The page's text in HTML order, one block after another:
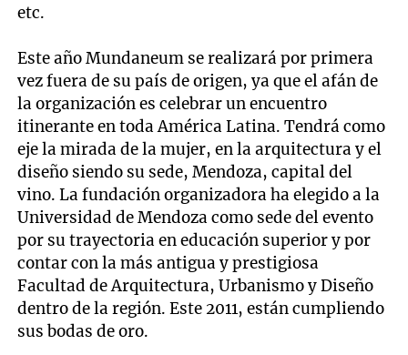
etc.
Este año Mundaneum se realizará por primera
vez fuera de su país de origen, ya que el afán de
la organización es celebrar un encuentro
itinerante en toda América Latina. Tendrá como
eje la mirada de la mujer, en la arquitectura y el
diseño siendo su sede, Mendoza, capital del
vino. La fundación organizadora ha elegido a la
Universidad de Mendoza como sede del evento
por su trayectoria en educación superior y por
contar con la más antigua y prestigiosa
Facultad de Arquitectura, Urbanismo y Diseño
dentro de la región. Este 2011, están cumpliendo
sus bodas de oro.